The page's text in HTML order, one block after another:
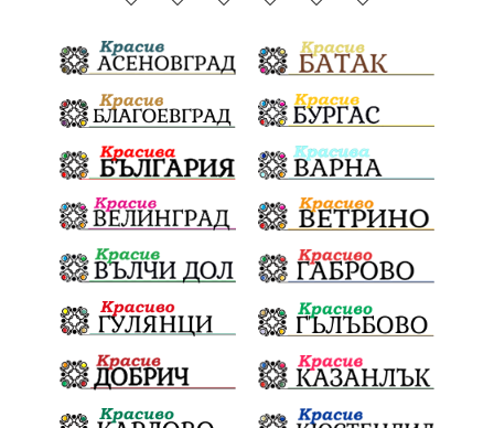
Отговорност БългарскиДух ОбщинскиСъвет
Полиграф ДетекторНаЛъжата МВР
ОбезпечителниМерки МестнаВласт Котел
СИК Ружица РайнаКнягиня
ВеселинОрешков Шофьори
НационаленШампион ОрлинОрлиновЕнчев
ВСС СъдебнаРеформа Шантаж